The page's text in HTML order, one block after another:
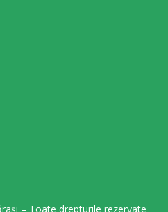
– Toate drepturile rezervate